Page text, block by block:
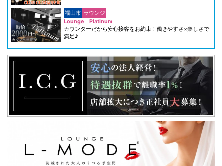
福山市 ラウンジ
Lounge Platinum
カウンターだから安心接客をお約束！働きやすさ×楽しさで
満足♪